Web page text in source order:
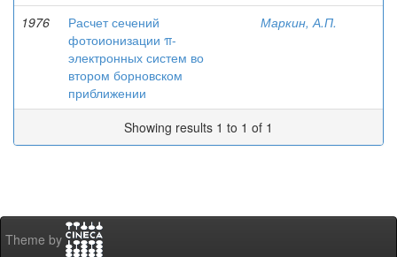
1976
Расчет сечений
фотоионизации π-
электронных систем во
втором борновском
приближении
Маркин, А.П.
Showing results 1 to 1 of 1
Theme by